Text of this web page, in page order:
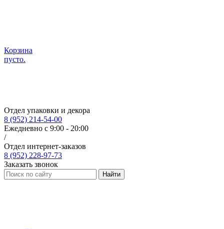
Корзина
пусто.
Отдел упаковки и декора
8 (952) 214-54-00
Ежедневно с 9:00 - 20:00
/
Отдел интернет-заказов
8 (952) 228-97-73
Заказать звонок
Найти